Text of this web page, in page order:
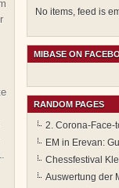
No items, feed is
MIBASE ON
RANDOM PAGES
2. Corona-Face-
EM in Erevan:
Chessfestival
Auswertung der